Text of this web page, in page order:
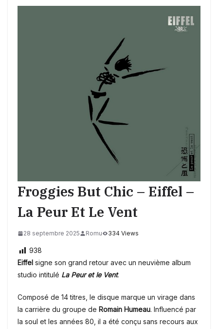
Froggies But Chic – Eiffel –
La Peur Et Le Vent
28 septembre 2025 Romu 334 Views
938
Eiffel signe son grand retour avec un neuvième album
studio intitulé La Peur et le Vent.
Composé de 14 titres, le disque marque un virage dans
la carrière du groupe de Romain Humeau. Influencé par
la soul et les années 80, il a été conçu sans recours aux